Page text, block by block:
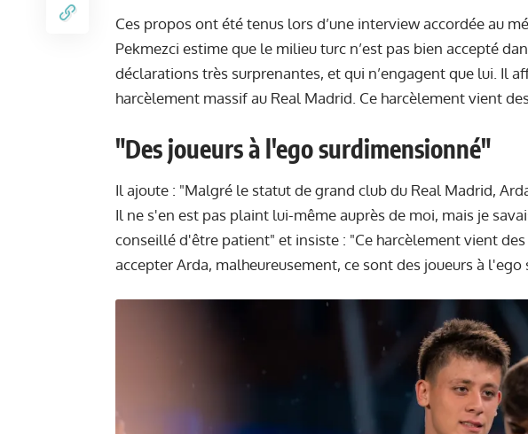
Ces propos ont été tenus lors d’une interview accordée au
Pekmezci estime que le milieu turc n’est pas bien accepté
déclarations très surprenantes, et qui n’engagent que lui. Il
harcèlement massif au Real Madrid. Ce harcèlement vient
"Des joueurs à l'ego surdimensionné"
Il ajoute : "Malgré le statut de grand club du Real Madrid,
Il ne s'en est pas plaint lui-même auprès de moi, mais je
conseillé d'être patient" et insiste : "Ce harcèlement vient
accepter Arda, malheureusement, ce sont des joueurs à l'ego